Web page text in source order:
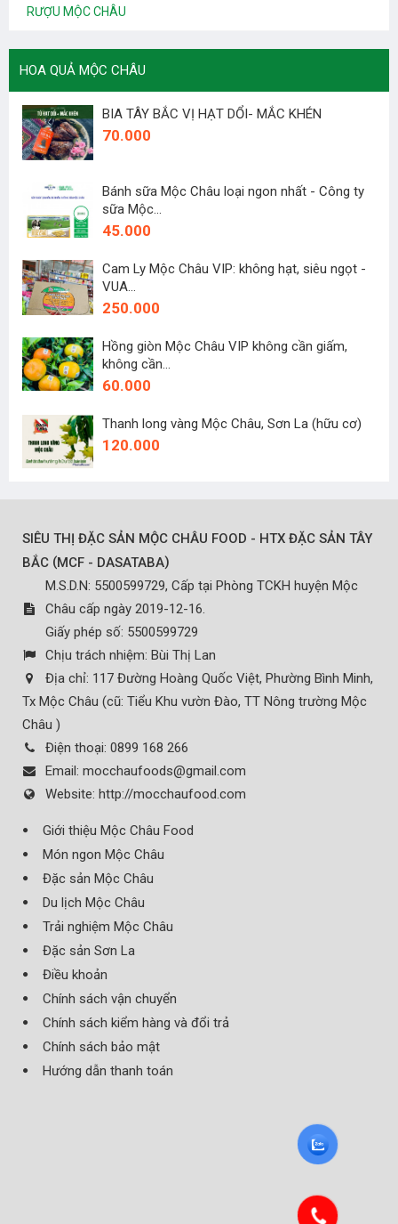
RƯỢU MỘC CHÂU
HOA QUẢ MỘC CHÂU
BIA TÂY BẮC VỊ HẠT DỔI- MẮC KHÉN
70.000
Bánh sữa Mộc Châu loại ngon nhất - Công ty
sữa Mộc...
45.000
Cam Ly Mộc Châu VIP: không hạt, siêu ngọt -
VUA...
250.000
Hồng giòn Mộc Châu VIP không cần giấm,
không cần...
60.000
Thanh long vàng Mộc Châu, Sơn La (hữu cơ)
120.000
SIÊU THỊ ĐẶC SẢN MỘC CHÂU FOOD - HTX ĐẶC SẢN TÂY
BẮC (MCF - DASATABA)
M.S.D.N: 5500599729, Cấp tại Phòng TCKH huyện Mộc
Châu cấp ngày 2019-12-16.
Giấy phép số: 5500599729
Chịu trách nhiệm: Bùi Thị Lan
Địa chỉ: 117 Đường Hoàng Quốc Việt, Phường Bình Minh,
Tx Mộc Châu (cũ: Tiểu Khu vườn Đào, TT Nông trường Mộc
Châu )
Điện thoại: 0899 168 266
Email: mocchaufoods@gmail.com
Website: http://mocchaufood.com
Giới thiệu Mộc Châu Food
Món ngon Mộc Châu
Đặc sản Mộc Châu
Du lịch Mộc Châu
Trải nghiệm Mộc Châu
Đặc sản Sơn La
Điều khoản
Chính sách vận chuyển
Chính sách kiểm hàng và đổi trả
Chính sách bảo mật
Hướng dẫn thanh toán